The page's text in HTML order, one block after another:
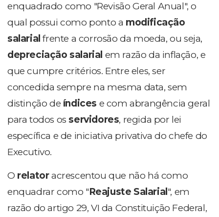
enquadrado como "Revisão Geral Anual", o
qual possui como ponto a modificação
salarial frente a corrosão da moeda, ou seja,
depreciação salarial em razão da inflação, e
que cumpre critérios. Entre eles, ser
concedida sempre na mesma data, sem
distinção de índices e com abrangência geral
para todos os servidores, regida por lei
específica e de iniciativa privativa do chefe do
Executivo.
O relatoracrescentou que não há como
enquadrar como "Reajuste Salarial ", em
razão do artigo 29, VI da Constituição Federal,